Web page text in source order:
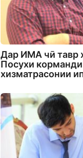
Дар ИМА чӣ тавр
Посухи
хизматрасонии